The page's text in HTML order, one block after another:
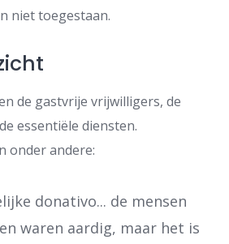
niet toegestaan.
de gastvrije vrijwilligers, de
essentiële diensten.
onder andere:
donativo... de mensen
waren aardig, maar het is